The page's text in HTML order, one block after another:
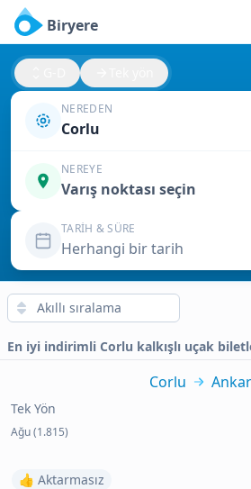
Biryere
NEREDEN
Corlu
NEREYE
Varış noktası seçin
TARIH & SÜRE
Herhangi bir tarih
En iyi indirimli Corlu kalkışlı uçak
Corlu
Tek Yön
Ağu (1.815)
👍 Aktarmasız